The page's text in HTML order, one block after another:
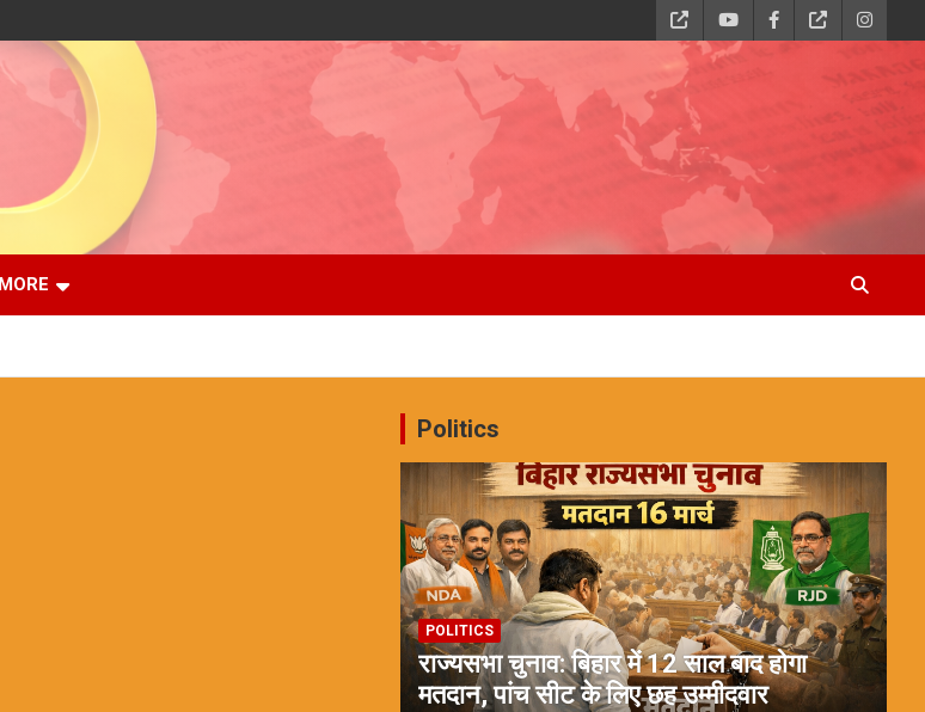
MORE
Politics
POLITICS
राज्यसभा चुनाव: बिहार में 12 साल बाद होगा
मतदान, पांच सीट के लिए छह उम्मीदवार